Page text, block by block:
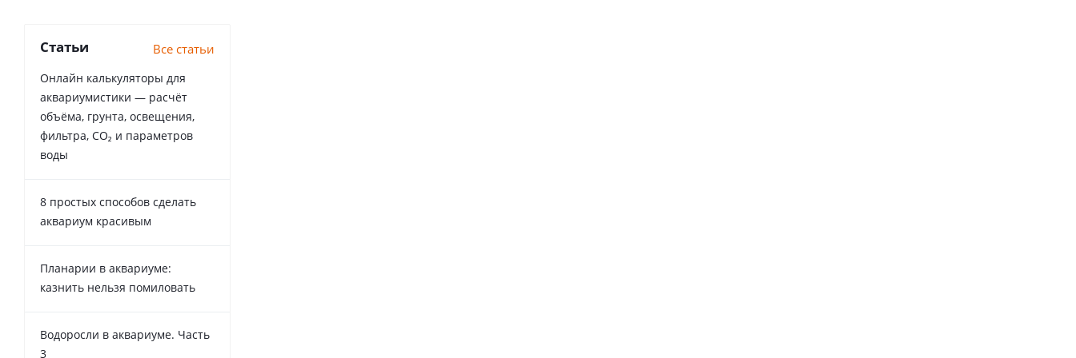
Статьи Все статьи
Онлайн калькуляторы для
аквариумистики — расчёт
объёма, грунта, освещения,
фильтра, CO₂ и параметров
воды
8 простых способов сделать
аквариум красивым
Планарии в аквариуме:
казнить нельзя помиловать
Водоросли в аквариуме. Часть
3